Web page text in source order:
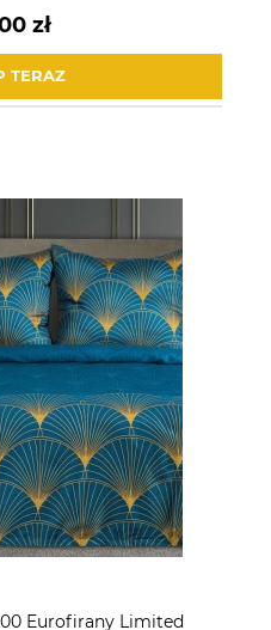
zł
TERAZ
Eurofirany Limited